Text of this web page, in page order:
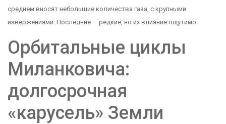
среднем вносят небольшие количества газа, с крупными
извержениями. Последние — редкие, но их влияние ощутимо.
Орбитальные циклы
Миланковича:
долгосрочная
«карусель» Земли